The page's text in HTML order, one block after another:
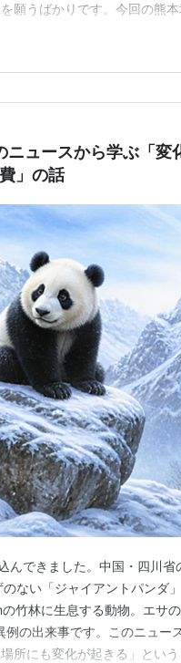
願うばかりです。今回の熊本
正直「何をどう備えていても
然として…
ュースから学ぶ「変
」の話
んできました。中国・四川省
ない「ジャイアントパンダ
竹林に生息する動物。エサ
の出来事です。このニュー
所にも変化が起きる」という